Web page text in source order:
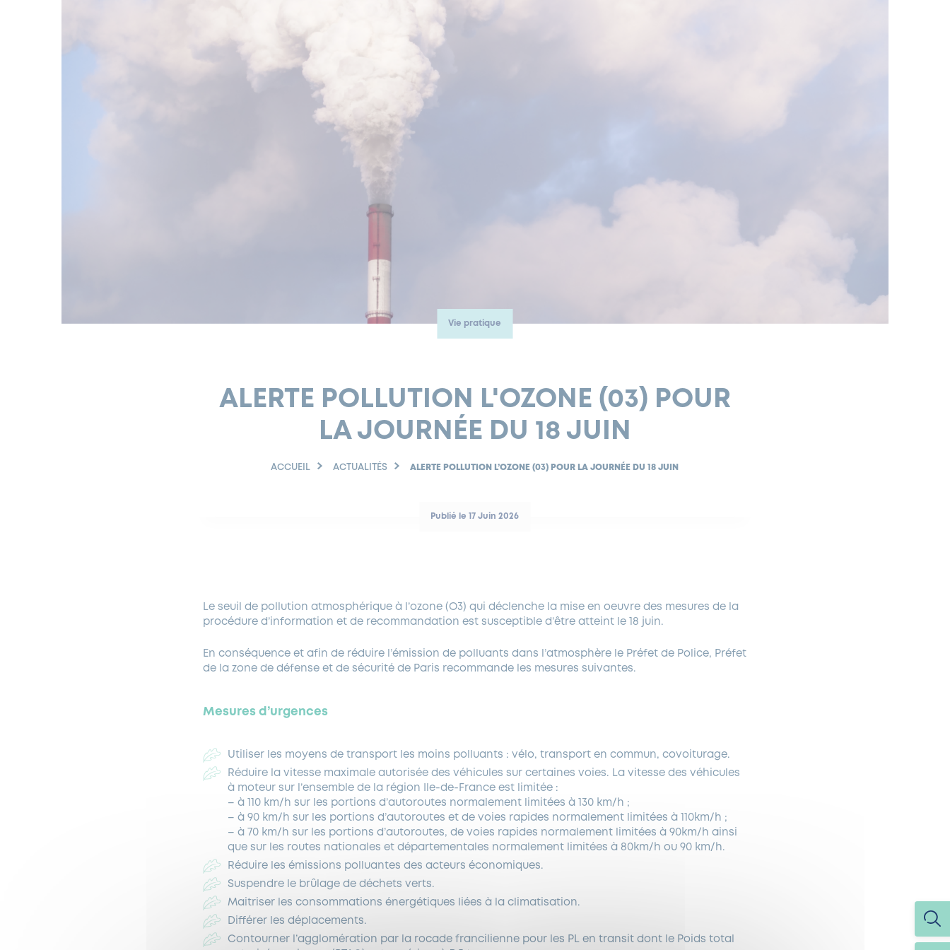
Vie pratique
ALERTE POLLUTION L'OZONE (03) POUR
LA JOURNÉE DU 18 JUIN
ACCUEIL ACTUALITÉS ALERTE POLLUTION L’OZONE (03) POUR LA JOURNÉE DU 18 JUIN
Publié le 17 Juin 2026
Le seuil de pollution atmosphérique à l’ozone (O3) qui déclenche la mise en oeuvre des mesures de la
procédure d’information et de recommandation est susceptible d’être atteint le 18 juin.
En conséquence et afin de réduire l’émission de polluants dans l’atmosphère le Préfet de Police, Préfet
de la zone de défense et de sécurité de Paris recommande les mesures suivantes.
Mesures d’urgences
Utiliser les moyens de transport les moins polluants : vélo, transport en commun, covoiturage.
Réduire la vitesse maximale autorisée des véhicules sur certaines voies. La vitesse des véhicules
à moteur sur l’ensemble de la région Ile-de-France est limitée :
– à 110 km/h sur les portions d’autoroutes normalement limitées à 130 km/h ;
– à 90 km/h sur les portions d’autoroutes et de voies rapides normalement limitées à 110km/h ;
– à 70 km/h sur les portions d’autoroutes, de voies rapides normalement limitées à 90km/h ainsi
que sur les routes nationales et départementales normalement limitées à 80km/h ou 90 km/h.
Réduire les émissions polluantes des acteurs économiques.
Suspendre le brûlage de déchets verts.
Maitriser les consommations énergétiques liées à la climatisation.
Différer les déplacements.
Contourner l’agglomération par la rocade francilienne pour les PL en transit dont le Poids total